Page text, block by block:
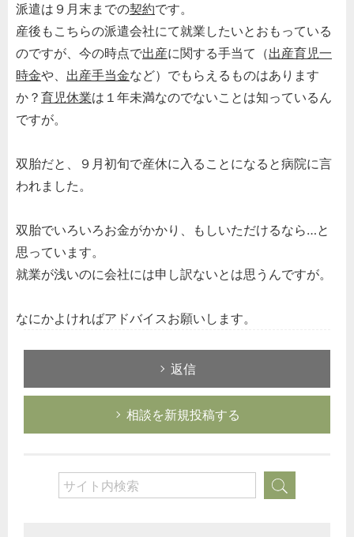
派遣は９月末までの契約です。
産後もこちらの派遣会社にて就業したいとおもっている
のですが、今の時点で出産に関する手当て（出産育児一
時金や、 出産手当金など）でもらえるものはあります
か？ 育児休業は１年未満なのでないことは知っているん
ですが。
双胎だと、９月初旬で産休に入ることになると病院に言
われました。
双胎でいろいろお金がかかり、もしいただけるなら…と
思っています。
就業が浅いのに会社には申し訳ないとは思うんですが。
なにかよければアドバイスお願いします。
返信
相談を新規投稿する